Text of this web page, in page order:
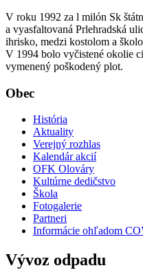
V roku 1992 za l milón Sk
a vyasfaltovaná Prlehradská
ihrisko, medzi kostolom a
V 1994 bolo vyčistené okolie
vymenený poškodený plot.
Obec
História
Aktuality
Verejný rozhlas
Kalendár akcií
OFK Olováry
Kultúrne dedičstvo
Škola
Fotogalerie
Partneri
Informácie ohľadom
Vývoz odpadu